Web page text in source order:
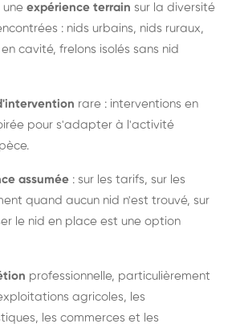
une expérience terrain sur la diversité
: nids urbains, nids ruraux,
cavité, frelons isolés sans nid
rare : interventions en
pour s'adapter à l'activité
assumée : sur les tarifs, sur les
quand aucun nid n'est trouvé, sur
le nid en place est une option
professionnelle, particulièrement
agricoles, les
les commerces et les